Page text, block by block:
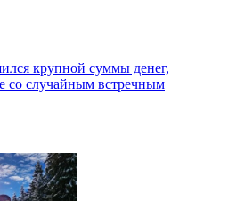
крупной суммы денег,
со случайным встречным